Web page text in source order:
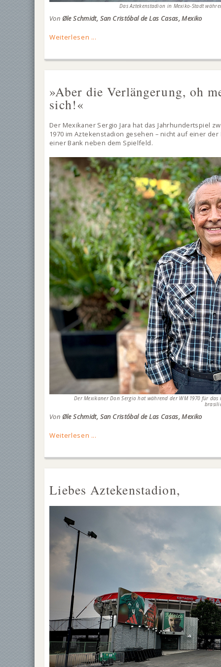
Das Aztekenstadion in Mexiko-Stadt
Von Øle Schmidt, San Cristóbal de Las Casas, Mexiko
Weiterlesen ...
»Aber die Verlängerung, oh
sich!«
Der Mexikaner Sergio Jara hat das Jahrhundertspiel
1970 im Aztekenstadion gesehen – nicht auf einer
einer Bank neben dem Spielfeld.
Der Mexikaner Don Sergio hat während der WM 1970 für
Von Øle Schmidt, San Cristóbal de Las Casas, Mexiko
Weiterlesen ...
Liebes Aztekenstadion,